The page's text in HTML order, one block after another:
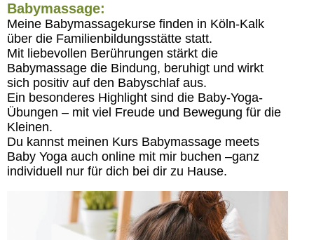
Babymassage:
Meine Babymassagekurse finden in Köln-Kalk
über die Familienbildungsstätte statt.
Mit liebevollen Berührungen stärkt die
Babymassage die Bindung, beruhigt und wirkt
sich positiv auf den Babyschlaf aus.
Ein besonderes Highlight sind die Baby-Yoga-
Übungen – mit viel Freude und Bewegung für die
Kleinen.
Du kannst meinen Kurs Babymassage meets
Baby Yoga auch online mit mir buchen –ganz
individuell nur für dich bei dir zu Hause.